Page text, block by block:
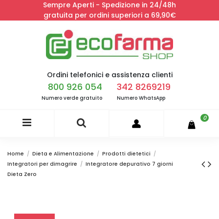
Sempre Aperti - Spedizione in 24/48h
gratuita per ordini superiori a 69,90€
Ordini telefonici e assistenza clienti
800 926 054
Numero verde gratuito
342 8269219
Numero WhatsApp
0
Home Dieta e Alimentazione
Prodotti dietetici
Integratori per dimagrire
Integratore depurativo 7 giorni
Dieta Zero